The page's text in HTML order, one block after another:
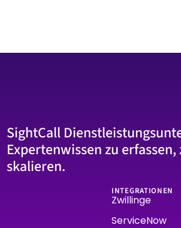
SightCall
Expertenwissen zu
skalieren.
INTEGRATIONEN
Zwillinge
ServiceNow